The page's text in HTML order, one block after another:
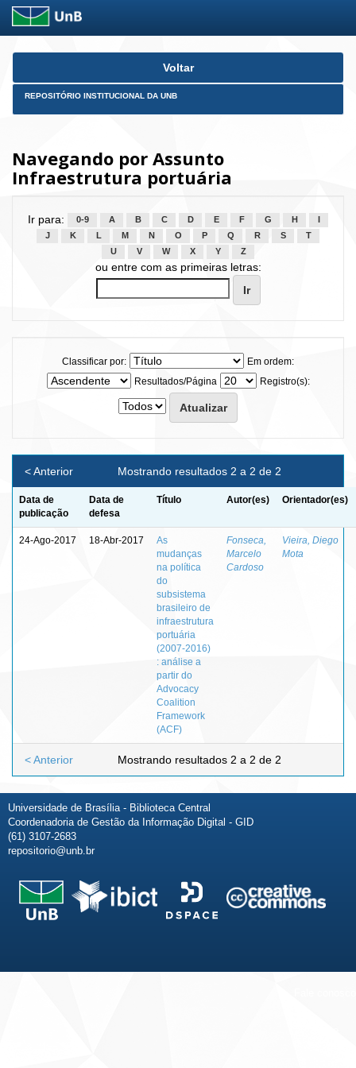
Skip
Voltar
REPOSITÓRIO INSTITUCIONAL DA UNB
Navegando por Assunto
Infraestrutura portuária
Ir para: 0-9 A B C D E F G H
J
K L M N O P Q R S
T
U
V W X Y Z
ou entre com as primeiras letras:
Classificar por:
Em ordem:
Resultados/Página
Registro(s):
Mostrando resultados 2 a 2 de 2
< Anterior
Data de
publicação
Data de
defesa
Título Autor(es) Orientador(es)
24-Ago-2017 18-Abr-2017
As
mudanças
na política
do
subsistema
brasileiro de
infraestrutura
portuária
(2007-2016)
: análise a
partir do
Advocacy
Coalition
Framework
(ACF)
Fonseca,
Marcelo
Cardoso
Vieira, Diego
Mota
Mostrando resultados 2 a 2 de 2
< Anterior
Universidade de Brasília - Biblioteca Central
Coordenadoria de Gestão da Informação Digital - GID
(61) 3107-2683
repositorio@unb.br